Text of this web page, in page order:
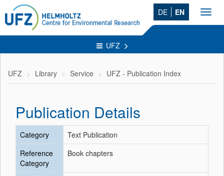
DE EN
UFZ
UFZ Library Service UFZ - Publication Index
Publication Details
Category
Text Publication
Reference
Category
Book chapters